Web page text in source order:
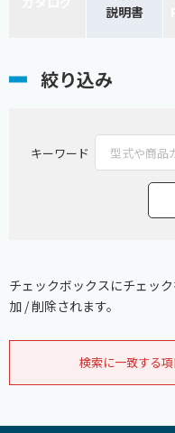
説明書
絞り込み
キーワード
チェックボックスにチェッ
加 / 削除されます。
検索に一致する項